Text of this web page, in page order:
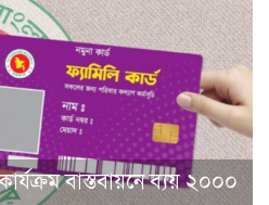
বাস্তবায়নে ব্যয় ২০০০